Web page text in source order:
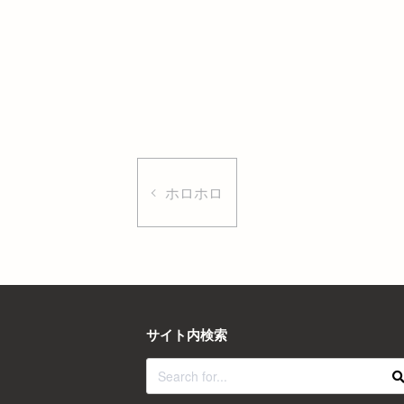
ホロホロ
サイト内検索